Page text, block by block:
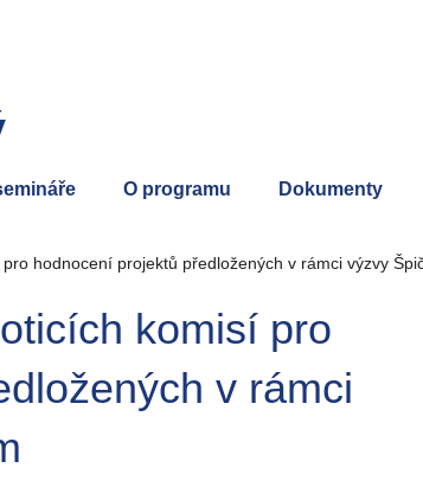
O programu Dokumenty
hodnocení projektů předložených v rámci výzvy
komisí pro
v rámci